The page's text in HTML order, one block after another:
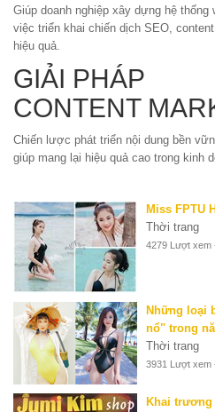
Giúp doanh nghiệp xây dựng hệ
việc triển khai chiến dịch SEO,
hiệu quả.
GIẢI PHÁP
CONTENT
Chiến lược phát triển nội dung bền
giúp mang lại hiệu quả cao trong kinh
Miss FPTU
Thời trang
4279 Lượt xem
Những loại
nổ" trong
Thời trang
3931 Lượt xem
Khai